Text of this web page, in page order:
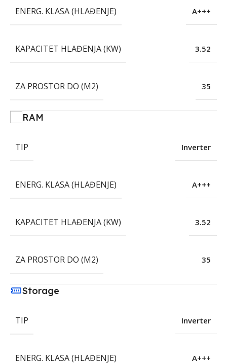
ENERG. KLASA (HLAĐENJE) A+++
KAPACITET HLAĐENJA (KW) 3.52
ZA PROSTOR DO (M2) 35
RAM
TIP Inverter
ENERG. KLASA (HLAĐENJE) A+++
KAPACITET HLAĐENJA (KW) 3.52
ZA PROSTOR DO (M2) 35
Storage
TIP Inverter
ENERG. KLASA (HLAĐENJE) A+++